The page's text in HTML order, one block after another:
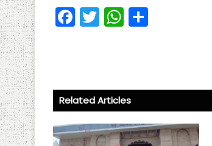
Fa
ce
ok
T
wi
W
ha
p
p
Related Articles